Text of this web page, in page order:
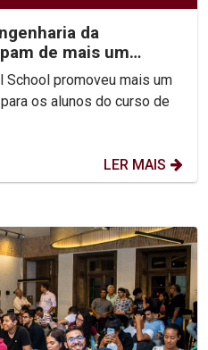
da
de mais um
School promoveu mais um
os alunos do curso de
LER MAIS